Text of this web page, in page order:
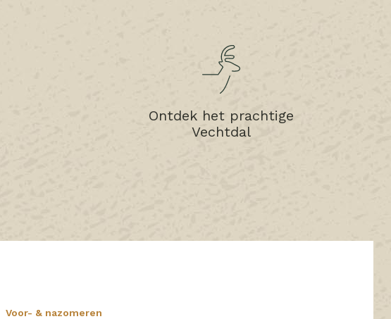
Ontdek het prachtige
Vechtdal
Voor- & nazomeren